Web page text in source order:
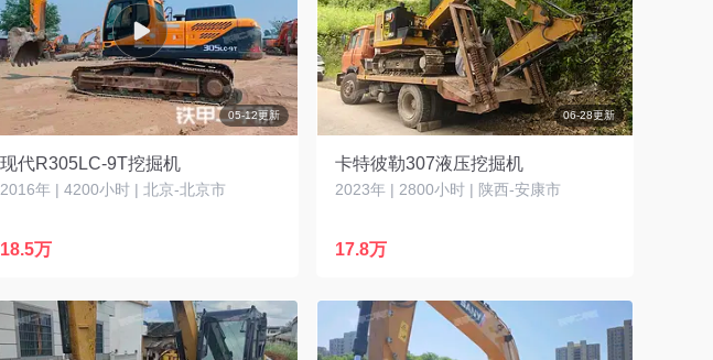
05-12更新
现代R305LC-9T挖掘机
2016年 | 4200小时 | 北京-北京市
18.5万
06-28更新
卡特彼勒307液压挖掘机
2023年 | 2800小时 | 陕西-安康市
17.8万